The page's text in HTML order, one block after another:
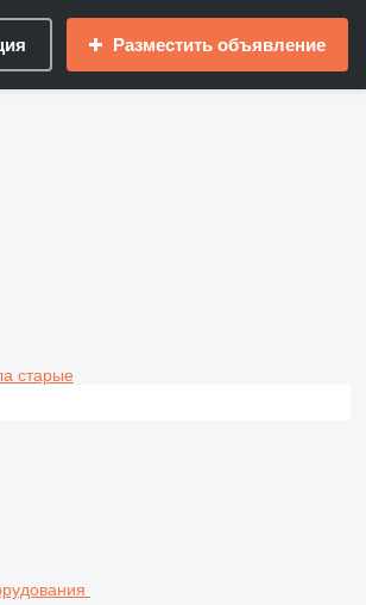
Разместить объявление
старые